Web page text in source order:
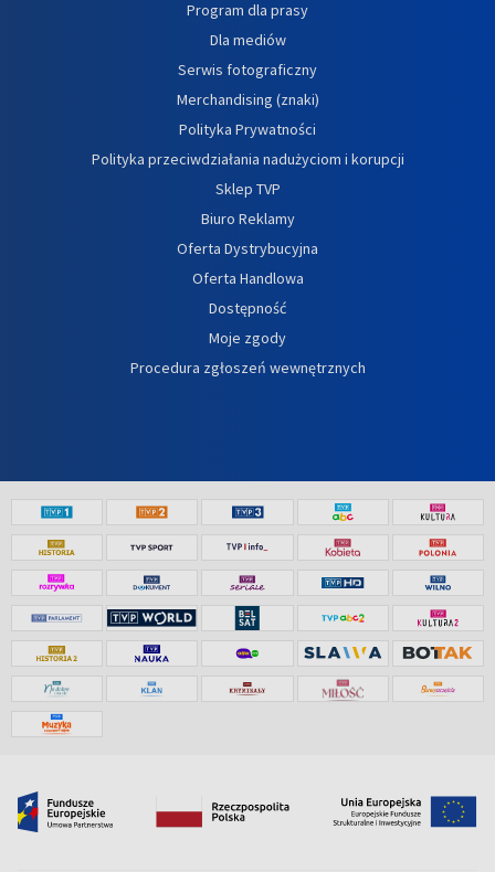
Program dla prasy
Dla mediów
Serwis fotograficzny
Merchandising (znaki)
Polityka Prywatności
Polityka przeciwdziałania nadużyciom i korupcji
Sklep TVP
Biuro Reklamy
Oferta Dystrybucyjna
Oferta Handlowa
Dostępność
Moje zgody
Procedura zgłoszeń wewnętrznych